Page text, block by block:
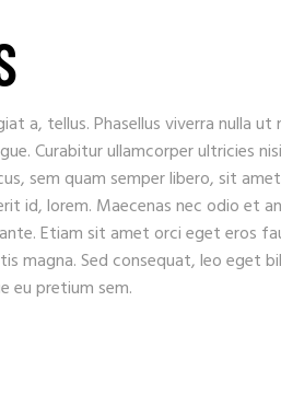
a, tellus. Phasellus viverra nulla
Curabitur ullamcorper ultricies
sem quam semper libero, sit
id, lorem. Maecenas nec odio et
Etiam sit amet orci eget eros
magna. Sed consequat, leo eget
eu pretium sem.